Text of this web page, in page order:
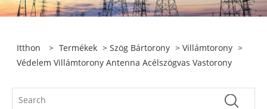
Itthon > Termékek >Szög Bártorony >Villámtorony >
Védelem Villámtorony Antenna Acélszögvas Vastorony